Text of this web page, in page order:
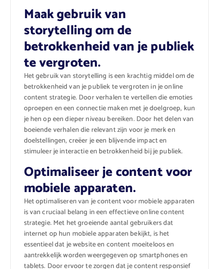
Maak gebruik van
storytelling om de
betrokkenheid van je publiek
te vergroten.
Het gebruik van storytelling is een krachtig middel om de
betrokkenheid van je publiek te vergroten in je online
content strategie. Door verhalen te vertellen die emoties
oproepen en een connectie maken met je doelgroep, kun
je hen op een dieper niveau bereiken. Door het delen van
boeiende verhalen die relevant zijn voor je merk en
doelstellingen, creëer je een blijvende impact en
stimuleer je interactie en betrokkenheid bij je publiek.
Optimaliseer je content voor
mobiele apparaten.
Het optimaliseren van je content voor mobiele apparaten
is van cruciaal belang in een effectieve online content
strategie. Met het groeiende aantal gebruikers dat
internet op hun mobiele apparaten bekijkt, is het
essentieel dat je website en content moeiteloos en
aantrekkelijk worden weergegeven op smartphones en
tablets. Door ervoor te zorgen dat je content responsief